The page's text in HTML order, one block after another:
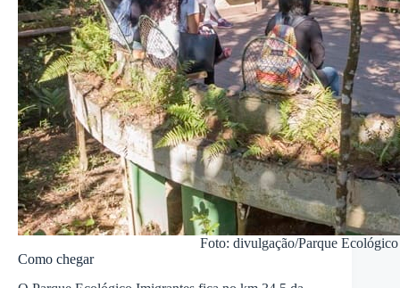
Foto: divulgação/Parque
Como chegar